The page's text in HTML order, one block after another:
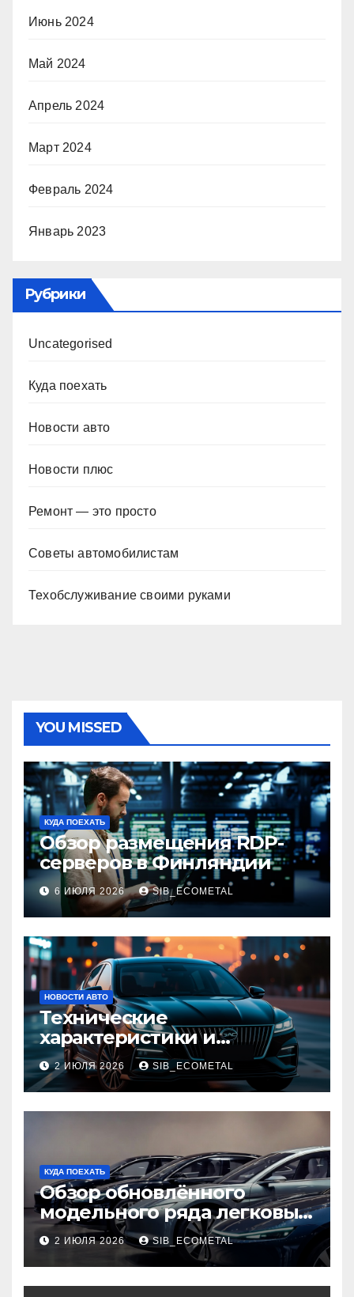
Июнь 2024
Май 2024
Апрель 2024
Март 2024
Февраль 2024
Январь 2023
Рубрики
Uncategorised
Куда поехать
Новости авто
Новости плюс
Ремонт — это просто
Советы автомобилистам
Техобслуживание своими руками
YOU MISSED
КУДА ПОЕХАТЬ
Обзор размещения RDP-
серверов в Финляндии
6 ИЮЛЯ 2026 SIB_ECOMETAL
НОВОСТИ АВТО
Технические
характеристики и
доступные комплектации
GAC Empow
2 ИЮЛЯ 2026 SIB_ECOMETAL
КУДА ПОЕХАТЬ
Обзор обновлённого
модельного ряда легковых
автомобилей 2026 года
2 ИЮЛЯ 2026 SIB_ECOMETAL